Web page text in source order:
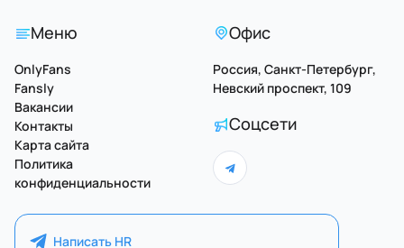
Меню
OnlyFans
Fansly
Вакансии
Контакты
Карта сайта
Политика
конфиденциальности
Офис
Россия, Санкт-Петербург,
Невский проспект, 109
Соцсети
Написать HR